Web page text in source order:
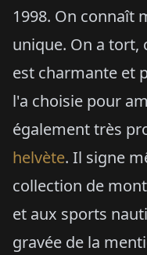
1998. On connaît
unique. On a tort,
est charmante et
l'a choisie pour
également très
helvète. Il signe
collection de
et aux sports
gravée de la